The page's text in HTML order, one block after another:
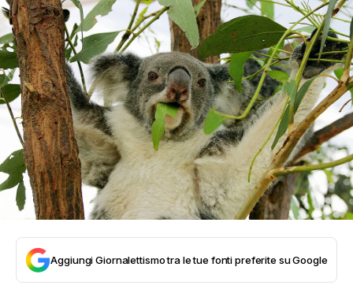
Contatti
Aggiungi Giornalettismo tra le tue fonti preferite su Google